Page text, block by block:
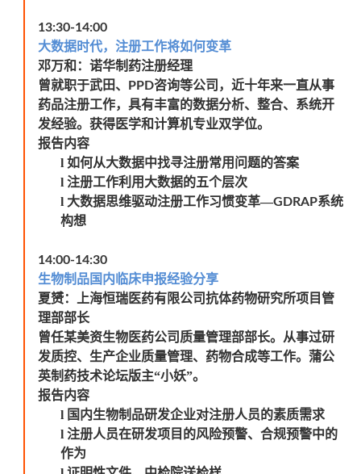
13:30-14:00
大数据时代，注册工作将如何变革
邓万和：诺华制药注册经理
曾就职于武田、
PPD咨询等公司，近十年来一直从事
药品注册工作，具有丰富的数据分析、整合、系统开
发经验。获得医学和计算机专业双学位。
报告内容
l 如何从大数据中找寻注册常用问题的答案
l 注册工作利用大数据的五个层次
l 大数据思维驱动注册工作习惯变革—GDRAP系统
构想
14:00-14:30
生物制品国内临床申报经验分享
夏赟：上海恒瑞医药有限公司抗体药物研究所项目管
理部部长
曾任某美资生物医药公司质量管理部部长。从事过研
发质控、生产企业质量管理、药物合成等工作。蒲公
英制药技术论坛版主“小妖”。
报告内容
l 国内生物制品研发企业对注册人员的素质需求
l 注册人员在研发项目的风险预警、合规预警中的
作为